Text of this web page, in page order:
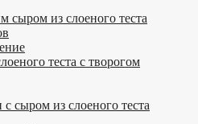
сыром из слоеного теста
теста с творогом
сыром из слоеного теста